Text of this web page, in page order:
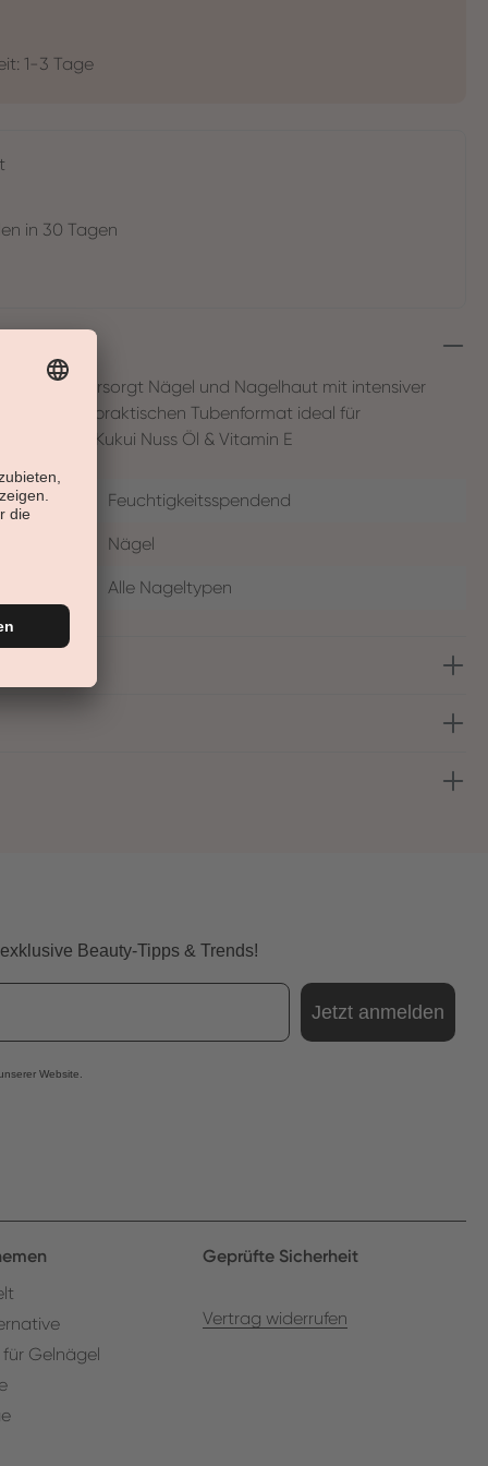
1-3 Tage
in 30 Tagen
ein und versorgt Nägel und Nagelhaut mit intensiver
im praktischen Tubenformat ideal für
Kukui Nuss Öl & Vitamin E
Feuchtigkeitsspendend
Nägel
Alle Nageltypen
Beauty-Tipps & Trends!
Jetzt anmelden
Website.
Gelnägel
Geprüfte Sicherheit
Vertrag widerrufen